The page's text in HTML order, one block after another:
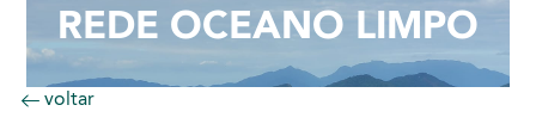
REDE OCEANO LIMPO
voltar